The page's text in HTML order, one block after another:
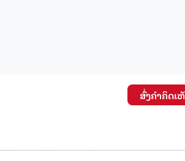
ສົ່ງຄໍາຄິດເ